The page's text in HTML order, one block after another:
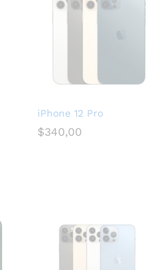
iPhone 12 Pro
$340,00